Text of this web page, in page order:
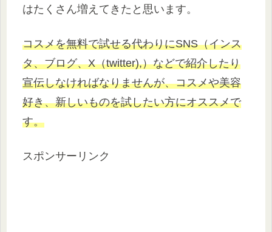
はたくさん増えてきたと思います。
コスメを無料で試せる代わりにSNS（インス
タ、ブログ、X（twitter),）などで紹介したり
宣伝しなければなりませんが、コスメや美容
好き、新しいものを試したい方にオススメで
す。
スポンサーリンク